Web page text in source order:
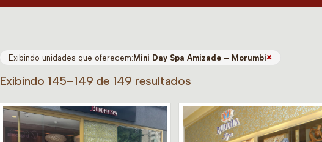
Exibindo unidades que oferecem:Mini Day Spa Amizade – Morumbi×
Exibindo 145–149 de 149 resultados